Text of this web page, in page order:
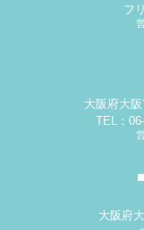
フ
大阪府大
TEL：
大阪府